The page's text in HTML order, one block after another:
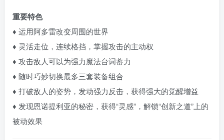
重要特色
♦ 运用阿多雷改变周围的世界
♦ 灵活走位，连续格挡，掌握攻击的主动权
♦ 攻击敌人可以为强力魔法台词蓄力
♦ 随时巧妙切换最多三套装备组合
♦ 打破敌人的姿势，发动强力反击，获得强大的觉醒增益
♦ 发现恩诺提利亚的秘密，获得“灵感”，解锁“创新之道”上的
被动效果